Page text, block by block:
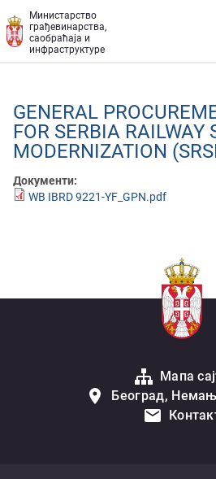
Министарство
грађевинарства,
саобраћаја и
инфраструктуре
GENERAL
FOR SERBIA RAILWAY
MODERNIZATION
Документи:
WB IBRD 9221-YF_GPN.pdf
Мапа
Београд,